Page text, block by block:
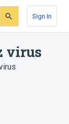
Sign In
virus